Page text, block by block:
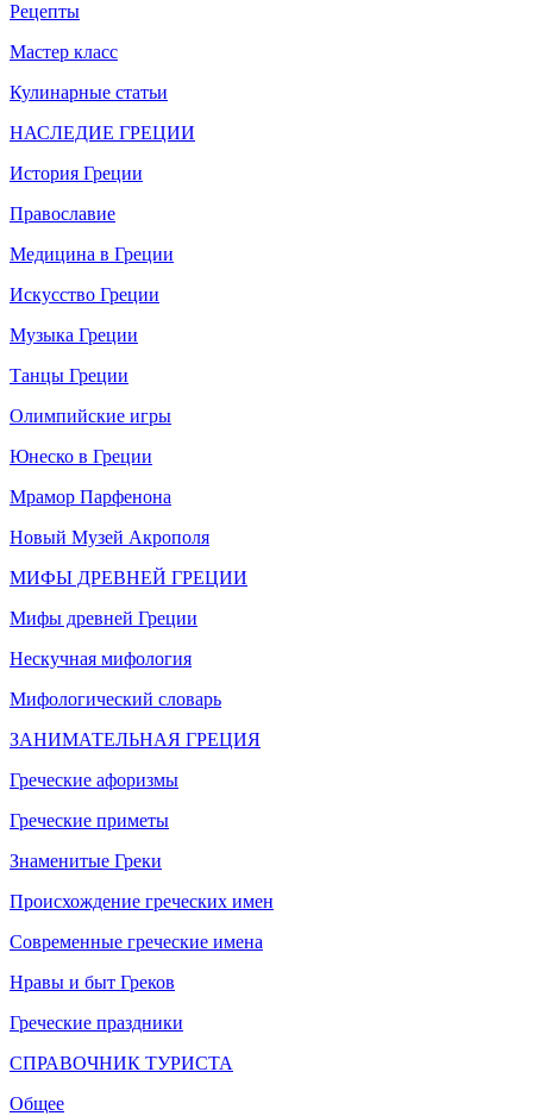
Рецепты
Мастер класс
Кулинарные статьи
НАСЛЕДИЕ ГРЕЦИИ
История Греции
Православие
Медицина в Греции
Искусство Греции
Музыка Греции
Танцы Греции
Олимпийские игры
Юнеско в Греции
Мрамор Парфенона
Новый Музей Акрополя
МИФЫ ДРЕВНЕЙ ГРЕЦИИ
Мифы древней Греции
Нескучная мифология
Мифологический словарь
ЗАНИМАТЕЛЬНАЯ ГРЕЦИЯ
Греческие афоризмы
Греческие приметы
Знаменитые Греки
Происхождение греческих имен
Современные греческие имена
Нравы и быт Греков
Греческие праздники
СПРАВОЧНИК ТУРИСТА
Общее